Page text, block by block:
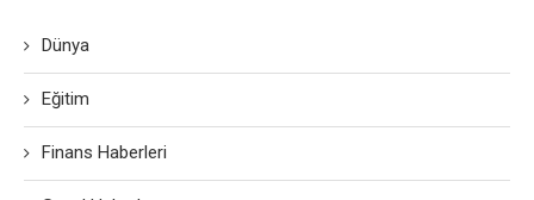
Dünya
Eğitim
Finans Haberleri